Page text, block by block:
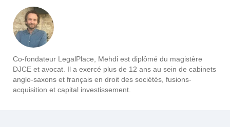
Co-fondateur LegalPlace, Mehdi est diplômé du magistère
DJCE et avocat. Il a exercé plus de 12 ans au sein de cabinets
anglo-saxons et français en droit des sociétés, fusions-
acquisition et capital investissement.